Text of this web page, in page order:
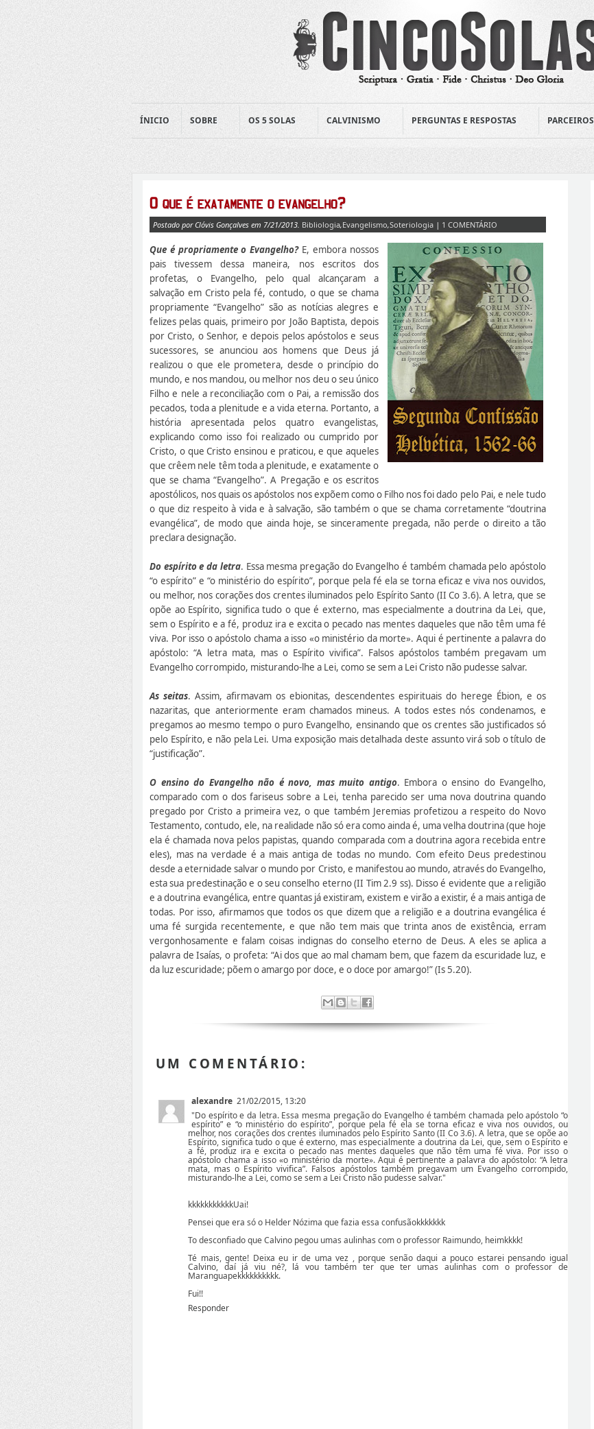
ÍNICIO SOBRE OS 5 SOLAS CALVINISMO PERGUNTAS E RESPOSTAS PARCEIROS
Postado por Clóvis Gonçalves em 7/21/2013. Bibliologia,Evangelismo,Soteriologia | 1 COMENTÁRIO
Que é propriamente o Evangelho?E, embora nossos
pais tivessem dessa maneira, nos escritos dos
profetas, o Evangelho, pelo qual alcançaram a
salvação em Cristo pela fé, contudo, o que se chama
propriamente “Evangelho” são as notícias alegres e
felizes pelas quais, primeiro por João Baptista, depois
por Cristo, o Senhor, e depois pelos apóstolos e seus
sucessores, se anunciou aos homens que Deus já
realizou o que ele prometera, desde o princípio do
mundo, e nos mandou, ou melhor nos deu o seu único
Filho e nele a reconciliação com o Pai, a remissão dos
pecados, toda a plenitude e a vida eterna. Portanto, a
história apresentada pelos quatro evangelistas,
explicando como isso foi realizado ou cumprido por
Cristo, o que Cristo ensinou e praticou, e que aqueles
que crêem nele têm toda a plenitude, e exatamente o
que se chama “Evangelho”. A Pregação e os escritos
apostólicos, nos quais os apóstolos nos expõem como o Filho nos foi dado pelo Pai, e nele tudo
o que diz respeito à vida e à salvação, são também o que se chama corretamente “doutrina
evangélica”, de modo que ainda hoje, se sinceramente pregada, não perde o direito a tão
preclara designação.
Do espírito e da letra. Essa mesma pregação do Evangelho é também chamada pelo apóstolo
“o espírito” e “o ministério do espírito”, porque pela fé ela se torna eficaz e viva nos ouvidos,
ou melhor, nos corações dos crentes iluminados pelo Espírito Santo (II Co 3.6). A letra, que se
opõe ao Espírito, significa tudo o que é externo, mas especialmente a doutrina da Lei, que,
sem o Espírito e a fé, produz ira e excita o pecado nas mentes daqueles que não têm uma fé
viva. Por isso o apóstolo chama a isso «o ministério da morte». Aqui é pertinente a palavra do
apóstolo: “A letra mata, mas o Espírito vivifica”. Falsos apóstolos também pregavam um
Evangelho corrompido, misturando-lhe a Lei, como se sem a Lei Cristo não pudesse salvar.
As seitas. Assim, afirmavam os ebionitas, descendentes espirituais do herege Ébion, e os
nazaritas, que anteriormente eram chamados mineus. A todos estes nós condenamos, e
pregamos ao mesmo tempo o puro Evangelho, ensinando que os crentes são justificados só
pelo Espírito, e não pela Lei. Uma exposição mais detalhada deste assunto virá sob o título de
“justificação”.
O ensino do Evangelho não é novo, mas muito antigo. Embora o ensino do Evangelho,
comparado com o dos fariseus sobre a Lei, tenha parecido ser uma nova doutrina quando
pregado por Cristo a primeira vez, o que também Jeremias profetizou a respeito do Novo
Testamento, contudo, ele, na realidade não só era como ainda é, uma velha doutrina (que hoje
ela é chamada nova pelos papistas, quando comparada com a doutrina agora recebida entre
eles), mas na verdade é a mais antiga de todas no mundo. Com efeito Deus predestinou
desde a eternidade salvar o mundo por Cristo, e manifestou ao mundo, através do Evangelho,
esta sua predestinação e o seu conselho eterno (II Tim 2.9 ss). Disso é evidente que a religião
e a doutrina evangélica, entre quantas já existiram, existem e virão a existir, é a mais antiga de
todas. Por isso, afirmamos que todos os que dizem que a religião e a doutrina evangélica é
uma fé surgida recentemente, e que não tem mais que trinta anos de existência, erram
vergonhosamente e falam coisas indignas do conselho eterno de Deus. A eles se aplica a
palavra de Isaías, o profeta: “Ai dos que ao mal chamam bem, que fazem da escuridade luz, e
da luz escuridade; põem o amargo por doce, e o doce por amargo!” (Is 5.20).
UM COMENTÁRIO:
alexandre 21/02/2015, 13:20
"Do espírito e da letra. Essa mesma pregação do Evangelho é também chamada pelo apóstolo “o
espírito” e “o ministério do espírito”, porque pela fé ela se torna eficaz e viva nos ouvidos, ou
melhor, nos corações dos crentes iluminados pelo Espírito Santo (II Co 3.6). A letra, que se opõe ao
Espírito, significa tudo o que é externo, mas especialmente a doutrina da Lei, que, sem o Espírito e
a fé, produz ira e excita o pecado nas mentes daqueles que não têm uma fé viva. Por isso o
apóstolo chama a isso «o ministério da morte». Aqui é pertinente a palavra do apóstolo: “A letra
mata, mas o Espírito vivifica”. Falsos apóstolos também pregavam um Evangelho corrompido,
misturando-lhe a Lei, como se sem a Lei Cristo não pudesse salvar."
kkkkkkkkkkkUai!
Pensei que era só o Helder Nózima que fazia essa confusãokkkkkkk
To desconfiado que Calvino pegou umas aulinhas com o professor Raimundo, heimkkkk!
Té mais, gente! Deixa eu ir de uma vez , porque senão daqui a pouco estarei pensando igual
Calvino, daí já viu né?, lá vou também ter que ter umas aulinhas com o professor de
Maranguapekkkkkkkkkk.
Fui!!
Responder